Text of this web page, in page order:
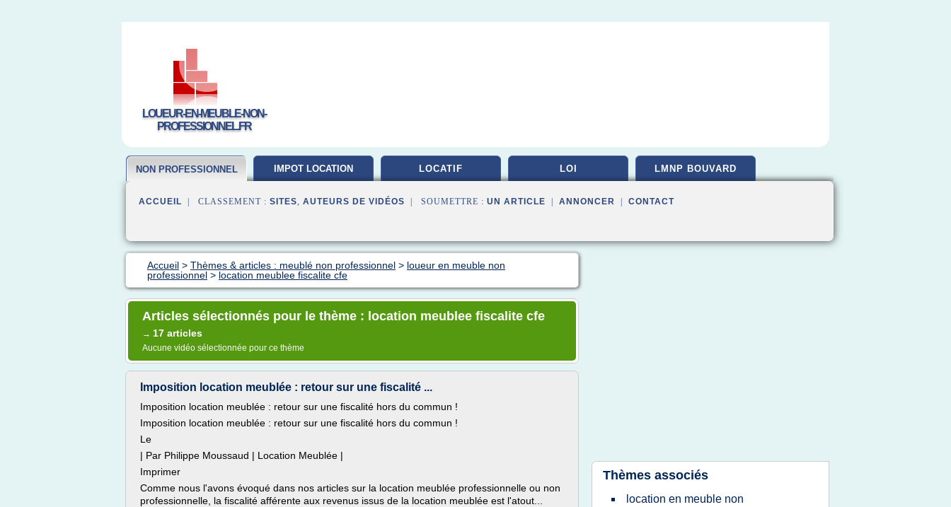
LOUEUR-EN-MEUBLE-NON-
PROFESSIONNEL.FR
NON PROFESSIONNEL IMPOT LOCATION LOCATIF LOI LMNP BOUVARD
ACCUEIL | CLASSEMENT : SITES, AUTEURS DE VIDÉOS | SOUMETTRE : UN ARTICLE ANNONCER CONTACT
Accueil > Thèmes & articles : meublé non professionnel > loueur en meuble non
professionnel > location meublee fiscalite cfe
Articles sélectionnés pour le thème : location meublee fiscalite cfe
→ 17 articles
Aucune vidéo sélectionnée pour ce thème
Imposition location meublée : retour sur une fiscalité ...
Imposition location meublée : retour sur une fiscalité hors du commun !
Imposition location meublée : retour sur une fiscalité hors du commun !
Le
| Par Philippe Moussaud | Location Meublée |
Imprimer
Comme nous l'avons évoqué dans nos articles sur la location meublée professionnelle ou non
professionnelle, la fiscalité afférente aux revenus issus de la location meublée est l'atout...
Thèmes associés
location en meuble non